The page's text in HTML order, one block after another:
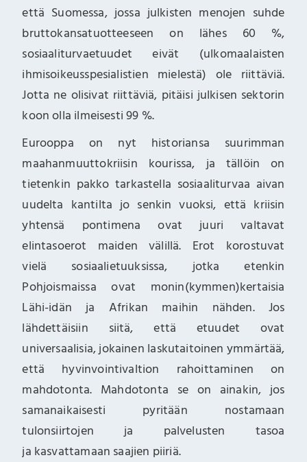
että Suomessa, jossa julkisten menojen suhde
bruttokansatuotteeseen on lähes 60 %,
sosiaaliturvaetuudet eivät (ulkomaalaisten
ihmisoikeusspesialistien mielestä) ole riittäviä.
Jotta ne olisivat riittäviä, pitäisi julkisen sektorin
koon olla ilmeisesti 99 %.
Eurooppa on nyt historiansa suurimman
maahanmuuttokriisin kourissa, ja tällöin on
tietenkin pakko tarkastella sosiaaliturvaa aivan
uudelta kantilta jo senkin vuoksi, että kriisin
yhtensä pontimena ovat juuri valtavat
elintasoerot maiden välillä. Erot korostuvat
vielä sosiaalietuuksissa, jotka etenkin
Pohjoismaissa ovat monin(kymmen)kertaisia
Lähi-idän ja Afrikan maihin nähden. Jos
lähdettäisiin siitä, että etuudet ovat
universaalisia, jokainen laskutaitoinen ymmärtää,
että hyvinvointivaltion rahoittaminen on
mahdotonta. Mahdotonta se on ainakin, jos
samanaikaisesti pyritään nostamaan
tulonsiirtojen ja palvelusten tasoa
ja kasvattamaan saajien piiriä.